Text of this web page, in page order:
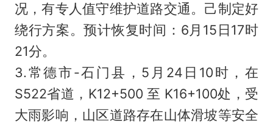
况，有专人值守维护道路交通。己制定好
绕行方案。预计恢复时间：6月15日17时
21分。
3.常德市-石门县，5月24日10时，在
S522省道，K12+500 至 K16+100处，受
大雨影响，山区道路存在山体滑坡等安全